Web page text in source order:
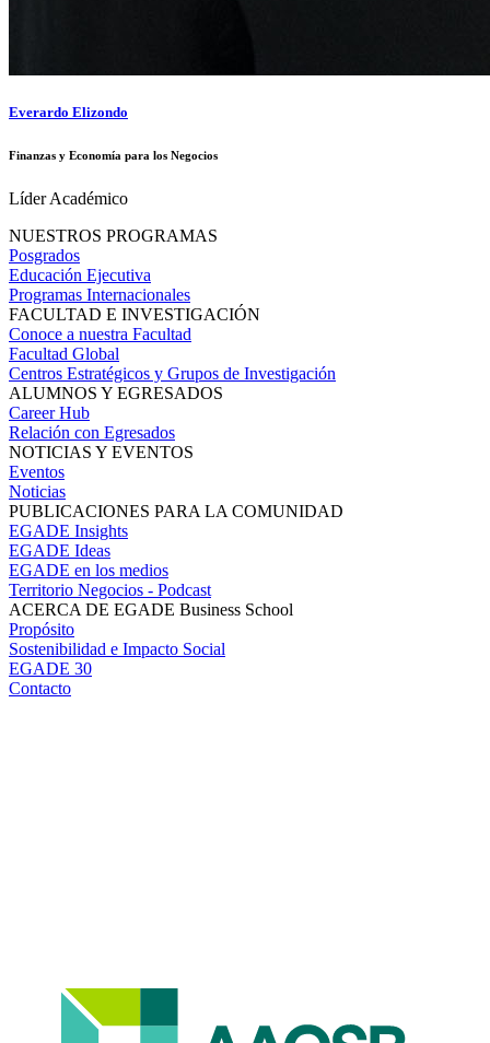
Everardo Elizondo
Finanzas y Economía para los Negocios
Líder Académico
NUESTROS PROGRAMAS
Posgrados
Educación Ejecutiva
Programas Internacionales
FACULTAD E INVESTIGACIÓN
Conoce a nuestra Facultad
Facultad Global
Centros Estratégicos y Grupos de Investigación
ALUMNOS Y EGRESADOS
Career Hub
Relación con Egresados
NOTICIAS Y EVENTOS
Eventos
Noticias
PUBLICACIONES PARA LA COMUNIDAD
EGADE Insights
EGADE Ideas
EGADE en los medios
Territorio Negocios - Podcast
ACERCA DE EGADE Business School
Propósito
Sostenibilidad e Impacto Social
EGADE 30
Contacto